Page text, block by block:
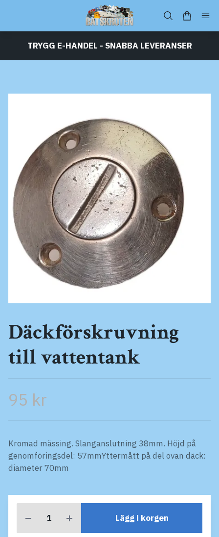
TRYGG E-HANDEL - SNABBA LEVERANSER
Däckförskruvning
till vattentank
95 kr
Kromad mässing. Slanganslutning 38mm. Höjd på
genomföringsdel: 57mmYttermått på del ovan däck:
diameter 70mm
Lägg i korgen